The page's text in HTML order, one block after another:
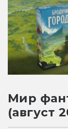
Мир
(август